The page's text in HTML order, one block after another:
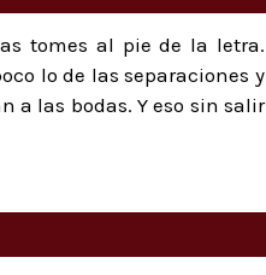
tomes al pie de la letra.
lo de las separaciones y
a las bodas. Y eso sin salir